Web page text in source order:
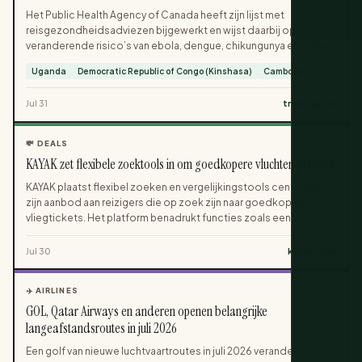
Het Public Health Agency of Canada heeft zijn lijst met
reisgezondheidsadviezen bijgewerkt en wijst daarbij op
veranderende risico’s van ebola, dengue, chikungunya en andere
gezondheidsvoorzorgsmaatregelen tot waarschuwingen om
vastgestelde risiconiveau. Canadese reizigers worden dringend
geadviseerd om landspecifieke Travel Advice and Advisories te
raadplegen, zowel bij het plannen als kort voor vertrek, omdat de
boeken en de reisdatum.
Uganda Democratic Republic of Congo (Kinshasa) Cambodia
Jul 31 travel.gc.ca
💸 DEALS
KAYAK zet flexibele zoektools in om goedkopere vluchten te tonen
KAYAK plaatst flexibel zoeken en vergelijkingstools centraal in
zijn aanbod aan reizigers die op zoek zijn naar goedkopere
vliegtickets. Het platform benadrukt functies zoals een
nabijgelegen luchthavens en slimme filters om gebruikers snel
mensen die hun reisplannen willen aanpassen om betere deals te
pakken.
Jul 30 kayak.com
✈️ AIRLINES
GOL, Qatar Airways en anderen openen belangrijke
langeafstandsroutes in juli 2026
Een golf van nieuwe luchtvaartroutes in juli 2026 verandert de